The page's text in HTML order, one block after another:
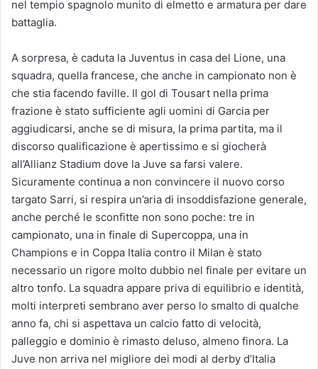
nel tempio spagnolo munito di elmetto e armatura per dare
battaglia.
A sorpresa, è caduta la Juventus in casa del Lione, una
squadra, quella francese, che anche in campionato non è
che stia facendo faville. Il gol di Tousart nella prima
frazione è stato sufficiente agli uomini di Garcia per
aggiudicarsi, anche se di misura, la prima partita, ma il
discorso qualificazione è apertissimo e si giocherà
all’Allianz Stadium dove la Juve sa farsi valere.
Sicuramente continua a non convincere il nuovo corso
targato Sarri, si respira un’aria di insoddisfazione generale,
anche perché le sconfitte non sono poche: tre in
campionato, una in finale di Supercoppa, una in
Champions e in Coppa Italia contro il Milan è stato
necessario un rigore molto dubbio nel finale per evitare un
altro tonfo. La squadra appare priva di equilibrio e identità,
molti interpreti sembrano aver perso lo smalto di qualche
anno fa, chi si aspettava un calcio fatto di velocità,
palleggio e dominio è rimasto deluso, almeno finora. La
Juve non arriva nel migliore dei modi al derby d’Italia